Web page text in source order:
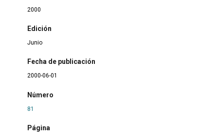
2000
Edición
Junio
Fecha de publicación
2000-06-01
Número
81
Página